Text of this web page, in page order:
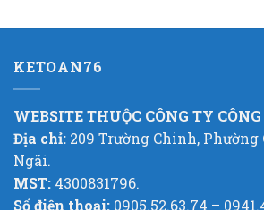
KETOAN76
WEBSITE THUỘC CÔNG TY
Địa chỉ: 209 Trường Chinh, Phường
Ngãi.
MST: 4300831796.
Số điện thoại: 0905.52.63.74 –